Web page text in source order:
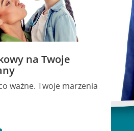
na Twoje
ważne. Twoje marzenia